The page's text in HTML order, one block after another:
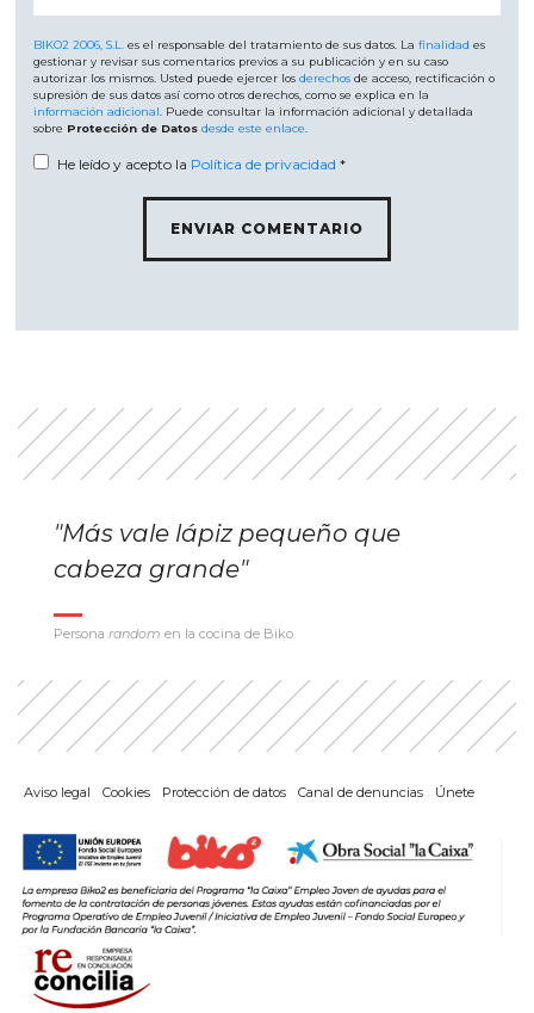
BIKO2 2006, S.L. es el responsable del tratamiento de sus datos. Lafinalidad es
gestionar y revisar sus comentarios previos a su publicación y en su caso
autorizar los mismos. Usted puede ejercer losderechos de acceso, rectificación o
supresión de sus datos así como otros derechos, como se explica en la
información adicional
. Puede consultar la información adicional y detallada
sobre Protección de Datos desde este enlace
He leído y acepto la Política de privacidad *
"Más vale lápiz pequeño que
cabeza grande"
Persona random en la cocina de Biko
Aviso legal Cookies Protección de datos Canal de denuncias Únete